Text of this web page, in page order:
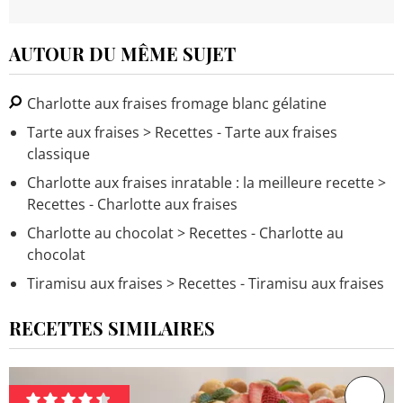
AUTOUR DU MÊME SUJET
Charlotte aux fraises fromage blanc gélatine
Tarte aux fraises > Recettes - Tarte aux fraises
classique
Charlotte aux fraises inratable : la meilleure recette>
Recettes - Charlotte aux fraises
Charlotte au chocolat> Recettes - Charlotte au
chocolat
Tiramisu aux fraises > Recettes - Tiramisu aux fraises
RECETTES SIMILAIRES